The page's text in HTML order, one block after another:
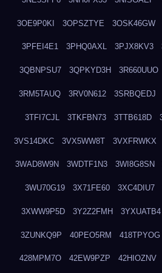
3OE9P0KI 3OPSZTYE 3OSK46GW
3PFEI4E1 3PHQ0AXL 3PJX8KV3
3QBNPSU7 3QPKYD3H 3R660UUO
3RM5TAUQ 3RV0N612 3SRBQEDJ
3TFI7CJL 3TKFBN73 3TTB618D
3VS14DKC 3VX5WW8T 3VXFRWKX
3WAD8W9N 3WDTF1N3 3WI8G8SN
3WU70G19 3X71FE60 3XC4DIU7
3XWW9P5D 3Y2Z2FMH 3YXUATB4
3ZUNKQ9P 40PEO5RM 418TPYOG
428MPM7O 42EW9PZP 42HIOZNV